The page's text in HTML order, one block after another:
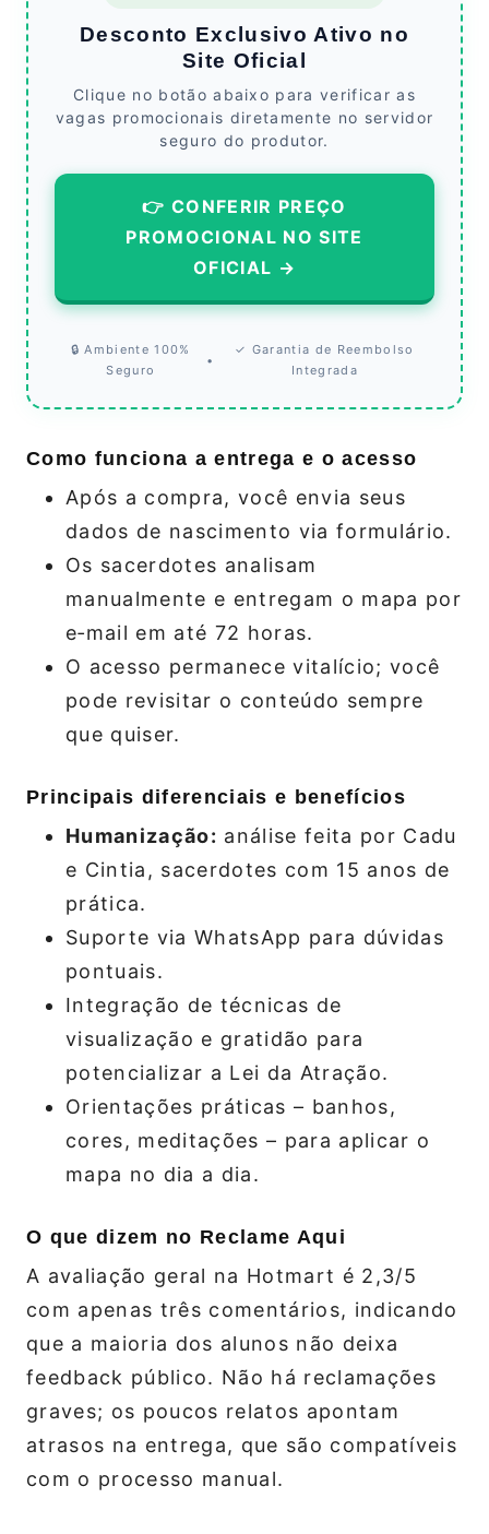
Desconto Exclusivo Ativo no
Site Oficial
Clique no botão abaixo para verificar as
vagas promocionais diretamente no servidor
seguro do produtor.
👉 CONFERIR PREÇO
PROMOCIONAL NO SITE
OFICIAL →
🔒 Ambiente 100%
Seguro
•
✓ Garantia de Reembolso
Integrada
Como funciona a entrega e o acesso
Após a compra, você envia seus
dados de nascimento via formulário.
Os sacerdotes analisam
manualmente e entregam o mapa por
e‑mail em até 72 horas.
O acesso permanece vitalício; você
pode revisitar o conteúdo sempre
que quiser.
Principais diferenciais e benefícios
Humanização: análise feita por Cadu
e Cintia, sacerdotes com 15 anos de
prática.
Suporte via WhatsApp para dúvidas
pontuais.
Integração de técnicas de
visualização e gratidão para
potencializar a Lei da Atração.
Orientações práticas – banhos,
cores, meditações – para aplicar o
mapa no dia a dia.
O que dizem no Reclame Aqui
A avaliação geral na Hotmart é 2,3/5
com apenas três comentários, indicando
que a maioria dos alunos não deixa
feedback público. Não há reclamações
graves; os poucos relatos apontam
atrasos na entrega, que são compatíveis
com o processo manual.